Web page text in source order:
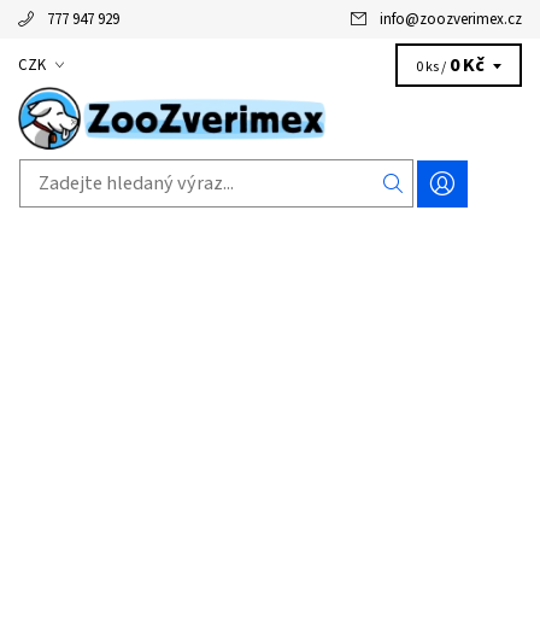
777 947 929 info@zoozverimex.cz
CZK 0 ks / 0 Kč